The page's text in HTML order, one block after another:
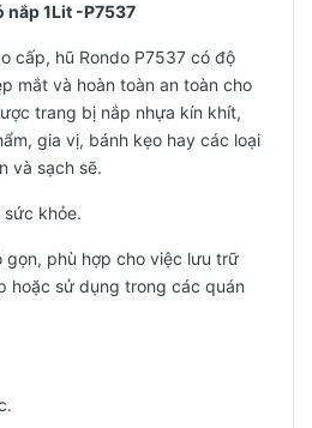
nắp 1Lit -P7537
cấp, hũ Rondo P7537 có độ
mắt và hoàn toàn an toàn cho
trang bị nắp nhựa kín khít,
gia vị, bánh kẹo hay các loại
và sạch sẽ.
khỏe.
gọn, phù hợp cho việc lưu trữ
hoặc sử dụng trong các quán